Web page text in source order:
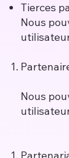
Tierces
Nous
Nous